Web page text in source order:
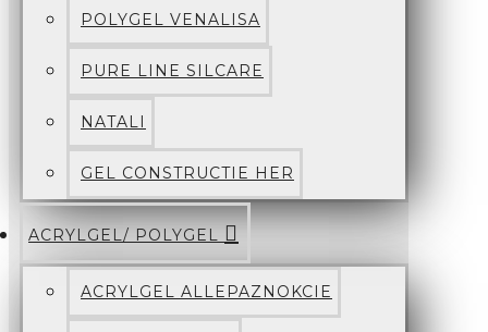
POLYGEL VENALISA
PURE LINE SILCARE
NATALI
GEL CONSTRUCTIE HER
ACRYLGEL/ POLYGEL
ACRYLGEL ALLEPAZNOKCIE